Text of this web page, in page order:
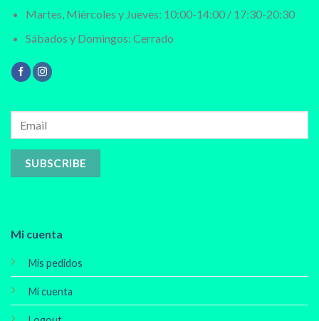
Martes, Miércoles y Jueves: 10:00-14:00 / 17:30-20:30
Sábados y Domingos: Cerrado
Mi cuenta
Mis pedidos
Mi cuenta